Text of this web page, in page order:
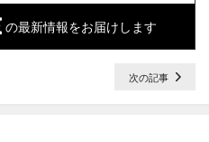
の最新情報をお届けします
次の記事